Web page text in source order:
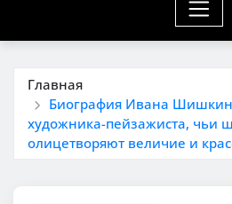
Главная
Биография Ивана
художника-пейзажиста, чьи
олицетворяют величие и